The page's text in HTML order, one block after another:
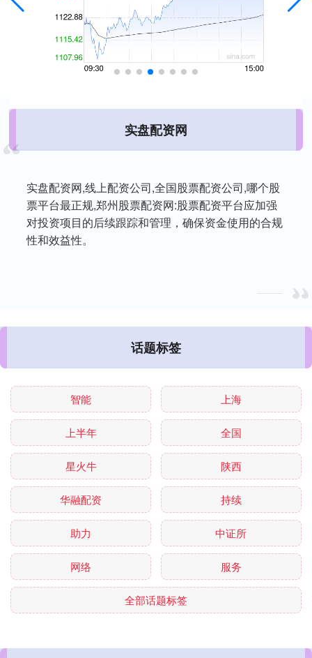
实盘配资网
实盘配资网,线上配资公司,全国股票配资公司,哪个股
票平台最正规,郑州股票配资网:股票配资平台应加强
对投资项目的后续跟踪和管理，确保资金使用的合规
性和效益性。
话题标签
智能 上海
上半年 全国
星火牛 陕西
华融配资 持续
助力 中证所
网络 服务
全部话题标签